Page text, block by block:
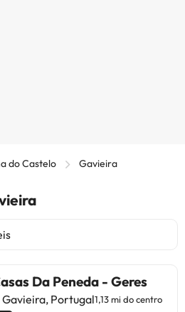
do Castelo Gavieira
Da Peneda - Geres
Gavieira, Portugal1,13 mi do centro